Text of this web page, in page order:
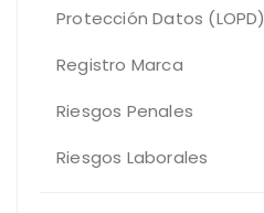
Protección Datos (LOPD)
Registro Marca
Riesgos Penales
Riesgos Laborales